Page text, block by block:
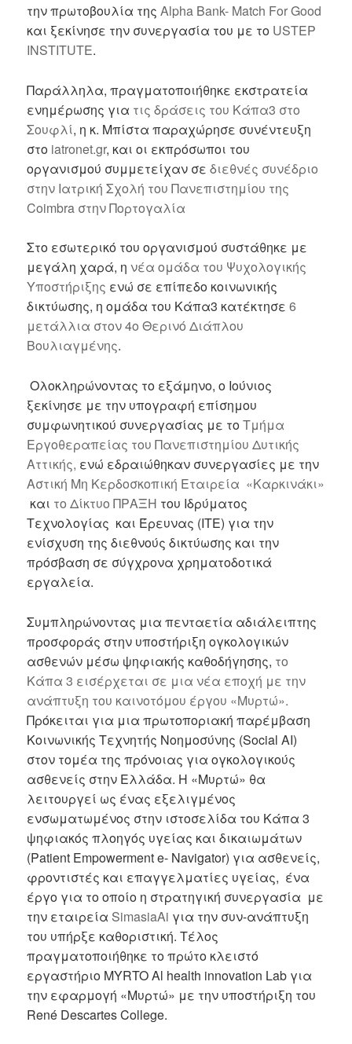
την πρωτοβουλία τηςAlpha Bank- Match For Good
και ξεκίνησε την συνεργασία του με το USTEP
INSTITUTE.
Παράλληλα, πραγματοποιήθηκε εκστρατεία
ενημέρωσης για τις δράσεις του Κάπα3 στο
Σουφλί, η κ. Μπίστα παραχώρησε συνέντευξη
στο iatronet.gr, και οι εκπρόσωποι του
οργανισμού συμμετείχαν σεδιεθνές συνέδριο
στην Ιατρική Σχολή του Πανεπιστημίου της
Coimbra στην Πορτογαλία
Στο εσωτερικό του οργανισμού συστάθηκε με
μεγάλη χαρά, ηνέα ομάδα του Ψυχολογικής
Υποστήριξης ενώ σε επίπεδο κοινωνικής
δικτύωσης, η ομάδα του Κάπα3 κατέκτησε6
μετάλλια στον 4ο Θερινό Διάπλου
Βουλιαγμένης.
Ολοκληρώνοντας το εξάμηνο, ο Ιούνιος
ξεκίνησε με την υπογραφή επίσημου
συμφωνητικού συνεργασίας με τοΤμήμα
Εργοθεραπείας του Πανεπιστημίου Δυτικής
Αττικής, ενώ εδραιώθηκαν συνεργασίες με την
Αστική Μη Κερδοσκοπική Εταιρεία «Καρκινάκι»
και το Δίκτυο ΠΡΑΞΗ του Ιδρύματος
Τεχνολογίας και Έρευνας (ΙΤΕ) για την
ενίσχυση της διεθνούς δικτύωσης και την
πρόσβαση σε σύγχρονα χρηματοδοτικά
εργαλεία.
Συμπληρώνοντας μια πενταετία αδιάλειπτης
προσφοράς στην υποστήριξη ογκολογικών
ασθενών μέσω ψηφιακής καθοδήγησης, το
Κάπα 3 εισέρχεται σε μια νέα εποχή με την
ανάπτυξη του καινοτόμου έργου «Μυρτώ».
Πρόκειται για μια πρωτοποριακή παρέμβαση
Κοινωνικής Τεχνητής Νοημοσύνης (Social AI)
στον τομέα της πρόνοιας για ογκολογικούς
ασθενείς στην Ελλάδα. Η «Μυρτώ» θα
λειτουργεί ως ένας εξελιγμένος
ενσωματωμένος στην ιστοσελίδα του Κάπα 3
ψηφιακός πλοηγός υγείας και δικαιωμάτων
(Patient Empowerment e- Navigator) για ασθενείς,
φροντιστές και επαγγελματίες υγείας, ένα
έργο για το οποίο η στρατηγική συνεργασία με
την εταιρεία SimasiaAi για την συν-ανάπτυξη
του υπήρξε καθοριστική.Τέλος
πραγματοποιήθηκε το πρώτο κλειστό
εργαστήριο MYRTO Al health innovation Lab για
την εφαρμογή «Μυρτώ» με την υποστήριξη του
René Descartes College.